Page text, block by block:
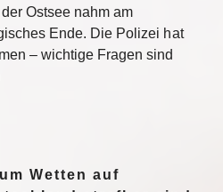
Ostsee nahm am
Ende. Die Polizei hat
– wichtige Fragen sind
Wetten auf